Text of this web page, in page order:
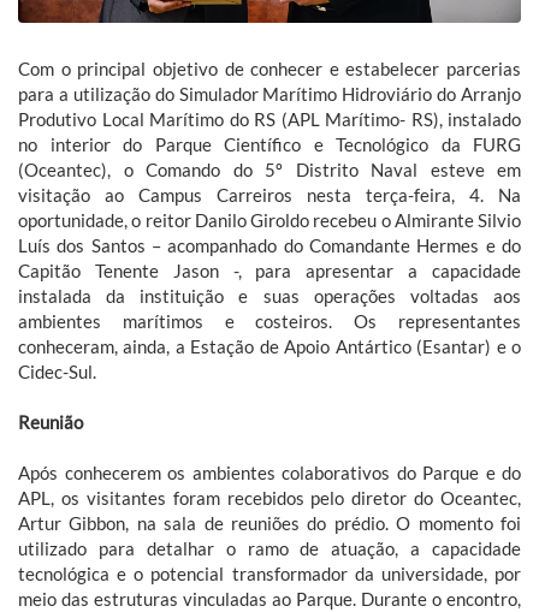
Com o principal objetivo de conhecer e estabelecer parcerias
para a utilização do Simulador Marítimo Hidroviário do Arranjo
Produtivo Local Marítimo do RS (APL Marítimo- RS), instalado
no interior do Parque Científico e Tecnológico da FURG
(Oceantec), o Comando do 5º Distrito Naval esteve em
visitação ao Campus Carreiros nesta terça-feira, 4. Na
oportunidade, o reitor Danilo Giroldo recebeu o Almirante Silvio
Luís dos Santos – acompanhado do Comandante Hermes e do
Capitão Tenente Jason -, para apresentar a capacidade
instalada da instituição e suas operações voltadas aos
ambientes marítimos e costeiros. Os representantes
conheceram, ainda, a Estação de Apoio Antártico (Esantar) e o
Cidec-Sul.
Reunião
Após conhecerem os ambientes colaborativos do Parque e do
APL, os visitantes foram recebidos pelo diretor do Oceantec,
Artur Gibbon, na sala de reuniões do prédio. O momento foi
utilizado para detalhar o ramo de atuação, a capacidade
tecnológica e o potencial transformador da universidade, por
meio das estruturas vinculadas ao Parque. Durante o encontro,